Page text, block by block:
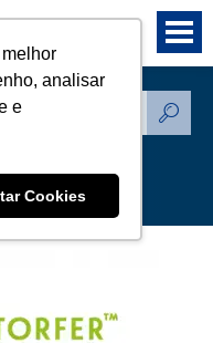
analisar
e
Cookies